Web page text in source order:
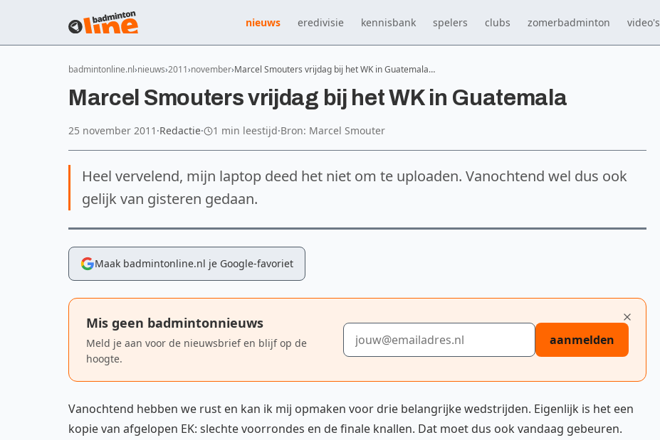
nieuws eredivisie kennisbank spelers clubs zomerbadminton video's
badmintonline.nl nieuws 2011 november Marcel Smouters vrijdag bij het WK in Guatemala…
Marcel Smouters vrijdag bij het WK in Guatemala
25 november 2011 ·Redactie· 1 min leestijd·Bron: Marcel Smouter
Heel vervelend, mijn laptop deed het niet om te uploaden. Vanochtend wel dus ook
gelijk van gisteren gedaan.
Maak badmintonline.nl je Google-favoriet
Mis geen badmintonnieuws
Meld je aan voor de nieuwsbrief en blijf op de
hoogte.
E-mailadres
aanmelden
Vanochtend hebben we rust en kan ik mij opmaken voor drie belangrijke wedstrijden. Eigenlijk is het een
kopie van afgelopen EK: slechte voorrondes en de finale knallen. Dat moet dus ook vandaag gebeuren.